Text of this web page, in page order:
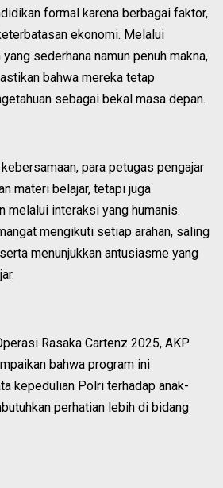
formal karena berbagai faktor,
ekonomi. Melalui
sederhana namun penuh makna,
bahwa mereka tetap
sebagai bekal masa depan.
para petugas pengajar
materi belajar, tetapi juga
melalui interaksi yang humanis.
mengikuti setiap arahan, saling
menunjukkan antusiasme yang
Rasaka Cartenz 2025, AKP
bahwa program ini
kepedulian Polri terhadap anak-
perhatian lebih di bidang